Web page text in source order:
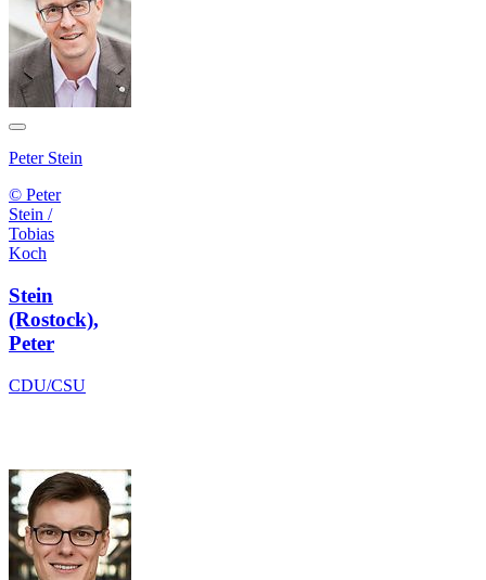
Peter Stein
© Peter
Stein /
Tobias
Koch
Stein
(Rostock),
Peter
CDU/CSU